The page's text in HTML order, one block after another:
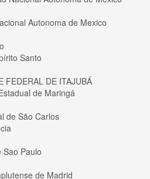
Autonoma de Mexico
Santo
FEDERAL DE ITAJUBÁ
de Maringá
de São Carlos
Sao Paulo
de Madrid